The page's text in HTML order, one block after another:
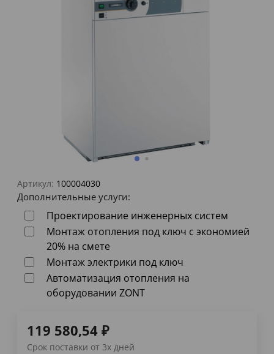
Артикул: 100004030
Дополнительные услуги:
Проектирование инженерных систем
Монтаж отопления под ключ с экономией
20% на смете
Монтаж электрики под ключ
Автоматизация отопления на
оборудовании ZONT
119 580,54 ₽
Срок поставки от 3х дней